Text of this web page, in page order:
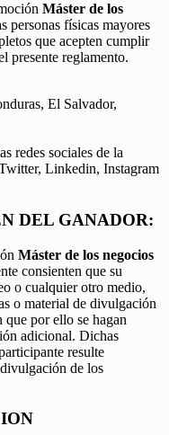
Máster de los
personas físicas mayores
que acepten cumplir
presente reglamento.
El Salvador,
redes sociales de la
Linkedin, Instagram
DEL GANADOR:
Máster de los negocios
consienten que su
o cualquier otro medio,
o material de divulgación
que por ello se hagan
adicional. Dichas
resulte
de los